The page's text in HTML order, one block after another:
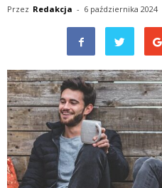
Przez Redakcja - 6 października 2024